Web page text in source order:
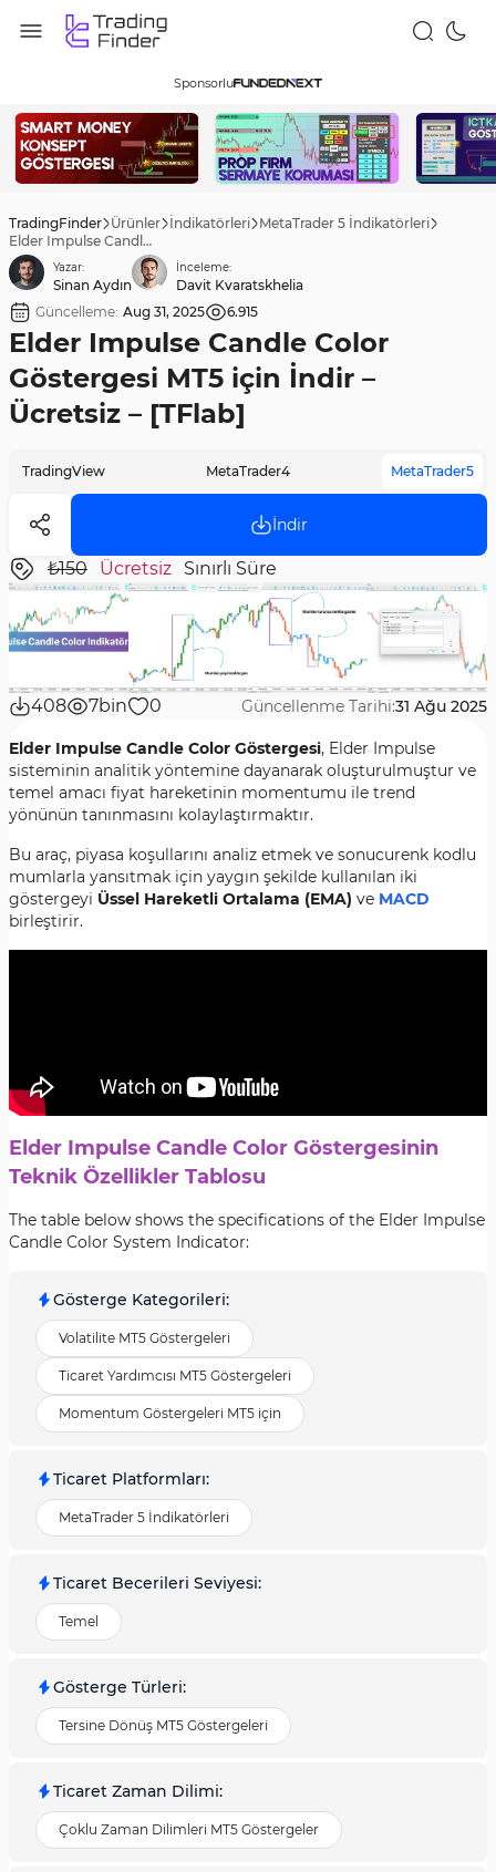
Sponsorlu
TradingFinder Ürünler İndikatörleri MetaTrader 5 İndikatörleri
Elder Impulse Candle Color Göstergesi MT5 için İndir – Ücretsiz – [TFlab]
Yazar:
Sinan Aydın
İnceleme:
Davit Kvaratskhelia
Güncelleme: Aug 31, 2025 6.915
Elder Impulse Candle Color
Göstergesi MT5 için İndir –
Ücretsiz – [TFlab]
TradingView MetaTrader4 MetaTrader5
İndir
₺150 Ücretsiz Sınırlı Süre
408 7bin 0 Güncellenme Tarihi:31 Ağu 2025
Elder Impulse Candle Color Göstergesi, Elder Impulse
sisteminin analitik yöntemine dayanarak oluşturulmuştur ve
temel amacı fiyat hareketinin momentumu ile trend
yönünün tanınmasını kolaylaştırmaktır.
Bu araç, piyasa koşullarını analiz etmek ve sonucurenk kodlu
mumlarla yansıtmak için yaygın şekilde kullanılan iki
göstergeyi Üssel Hareketli Ortalama (EMA) ve MACD
birleştirir.
Elder Impulse Candle Color Göstergesinin
Teknik Özellikler Tablosu
The table below shows the specifications of the Elder Impulse
Candle Color System Indicator:
Gösterge Kategorileri:
Volatilite MT5 Göstergeleri
Ticaret Yardımcısı MT5 Göstergeleri
Momentum Göstergeleri MT5 için
Ticaret Platformları:
MetaTrader 5 İndikatörleri
Ticaret Becerileri Seviyesi:
Temel
Gösterge Türleri:
Tersine Dönüş MT5 Göstergeleri
Ticaret Zaman Dilimi:
Çoklu Zaman Dilimleri MT5 Göstergeler